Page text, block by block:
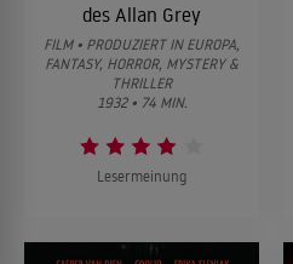
des Allan Grey
FILM • PRODUZIERT IN EUROPA,
FANTASY, HORROR, MYSTERY &
THRILLER
1932 • 74 MIN.
Lesermeinung